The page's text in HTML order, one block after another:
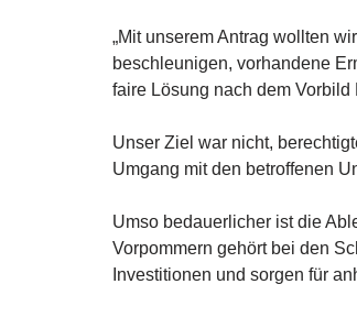
„Mit unserem Antrag wollten
beschleunigen, vorhandene
faire Lösung nach dem
Unser Ziel war nicht,
Umgang mit den betroffenen
Umso bedauerlicher ist die
Vorpommern gehört bei den
Investitionen und sorgen für